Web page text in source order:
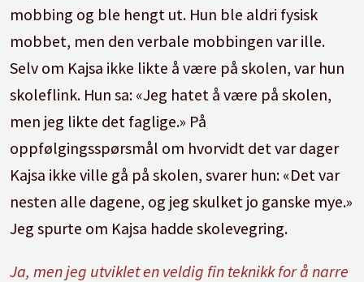
mobbing og ble hengt ut. Hun ble aldri fysisk
mobbet, men den verbale mobbingen var ille.
Selv om Kajsa ikke likte å være på skolen, var hun
skoleflink. Hun sa: «Jeg hatet å være på skolen,
men jeg likte det faglige.» På
oppfølgingsspørsmål om hvorvidt det var dager
Kajsa ikke ville gå på skolen, svarer hun: «Det var
nesten alle dagene, og jeg skulket jo ganske mye.»
Jeg spurte om Kajsa hadde skolevegring.
Ja, men jeg utviklet en veldig fin teknikk for å narre